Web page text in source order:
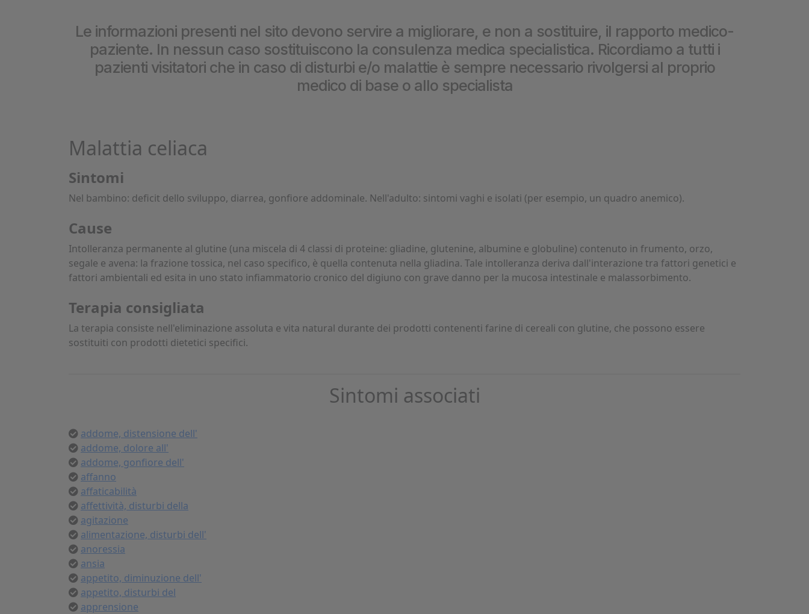
Le informazioni presenti nel sito devono servire a migliorare, e non a sostituire, il rapporto medico-
paziente. In nessun caso sostituiscono la consulenza medica specialistica. Ricordiamo a tutti i
pazienti visitatori che in caso di disturbi e/o malattie è sempre necessario rivolgersi al proprio
medico di base o allo specialista
Malattia celiaca
Sintomi
Nel bambino: deficit dello sviluppo, diarrea, gonfiore addominale. Nell'adulto: sintomi vaghi e isolati (per esempio, un quadro anemico).
Cause
Intolleranza permanente al glutine (una miscela di 4 classi di proteine: gliadine, glutenine, albumine e globuline) contenuto in frumento, orzo,
segale e avena: la frazione tossica, nel caso specifico, è quella contenuta nella gliadina. Tale intolleranza deriva dall'interazione tra fattori genetici e
fattori ambientali ed esita in uno stato infiammatorio cronico del digiuno con grave danno per la mucosa intestinale e malassorbimento.
Terapia consigliata
La terapia consiste nell'eliminazione assoluta e vita natural durante dei prodotti contenenti farine di cereali con glutine, che possono essere
sostituiti con prodotti dietetici specifici.
Sintomi associati
addome, distensione dell'
addome, dolore all'
addome, gonfiore dell'
affanno
affaticabilità
affettività, disturbi della
agitazione
alimentazione, disturbi dell'
anoressia
ansia
appetito, diminuzione dell'
appetito, disturbi del
apprensione
Cookie pubblicitari